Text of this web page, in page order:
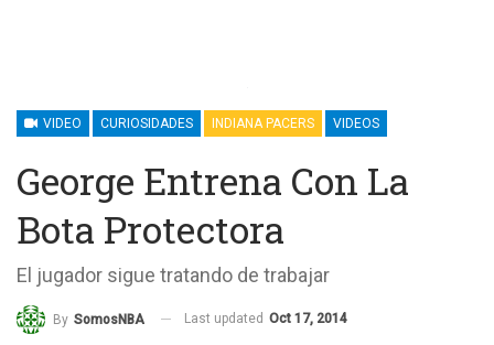
VIDEO CURIOSIDADES INDIANA PACERS VIDEOS
George Entrena Con La
Bota Protectora
El jugador sigue tratando de trabajar
By SomosNBA Last updated Oct 17, 2014